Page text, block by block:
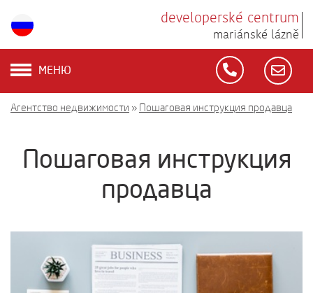
developerské centrum
mariánské lázně
МЕНЮ
Агентство недвижимости » Пошаговая инструкция продавца
Пошаговая инструкция
продавца